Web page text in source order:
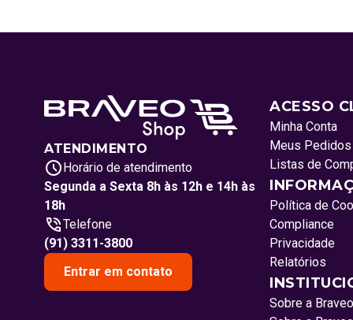
ATENDIMENTO
Horário de atendimento
Segunda a Sexta 8h às 12h e 14h às
18h
Telefone
(91) 3311-3800
Entrar em contato
ACESSO
Minha Conta
Meus Pedidos
Listas de
Política de
Compliance
Privacidade
Relatórios
Sobre a